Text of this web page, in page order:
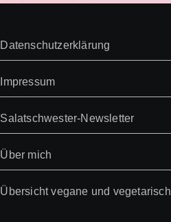
Datenschutzerklärung
Impressum
Salatschwester-Newsletter
Über mich
Übersicht vegane und